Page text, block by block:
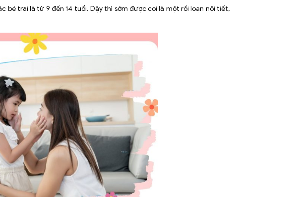
bé trai là từ 9 đến 14 tuổi. Dậy thì sớm được coi là một rối loạn nội tiết,